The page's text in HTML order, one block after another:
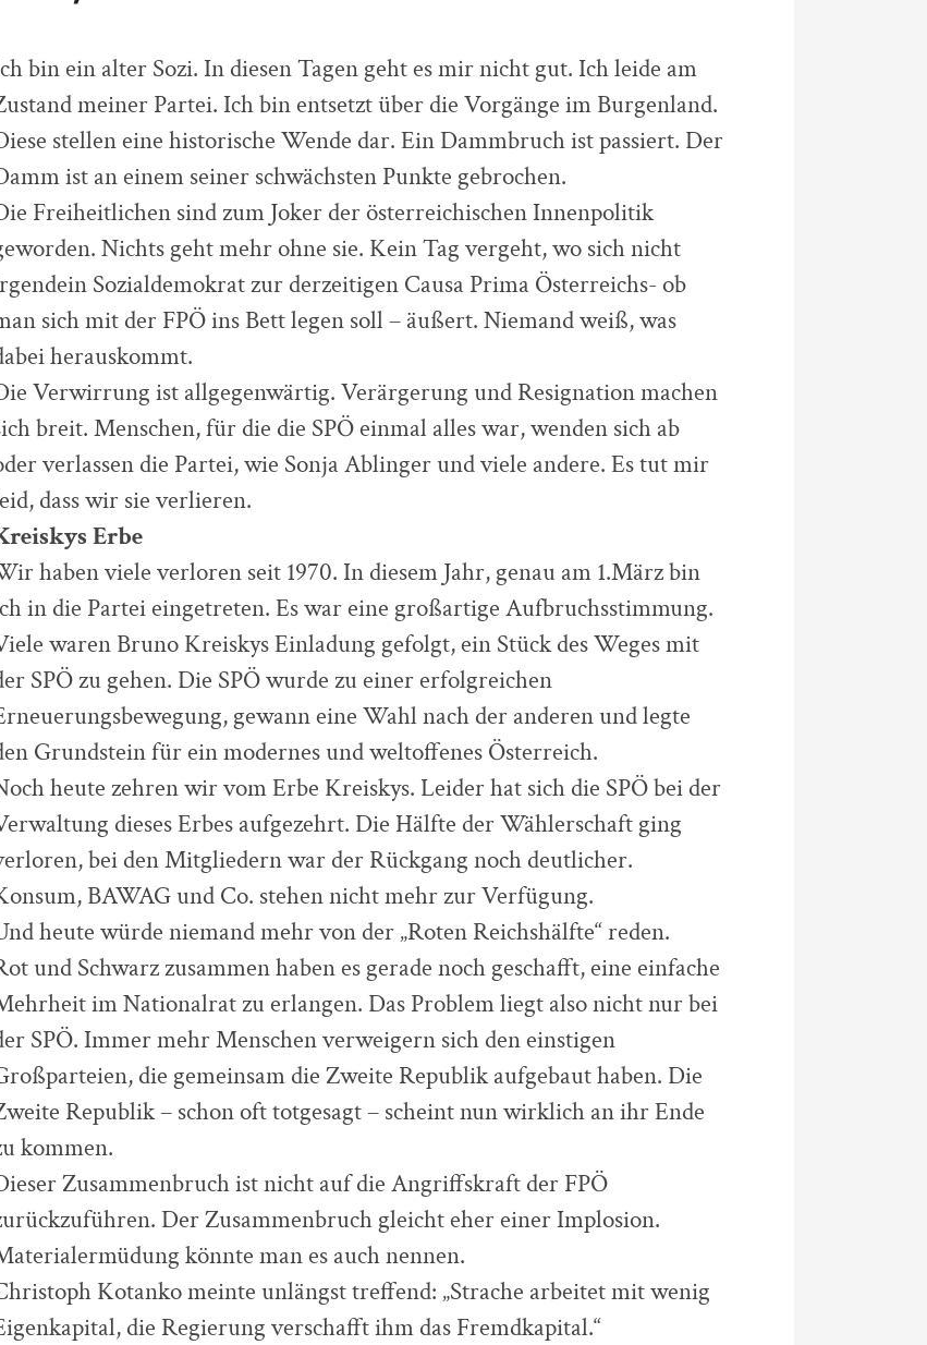
bin ein alter Sozi. In diesen Tagen geht es mir nicht gut. Ich leide am
meiner Partei. Ich bin entsetzt über die Vorgänge im Burgenland.
stellen eine historische Wende dar. Ein Dammbruch ist passiert. Der
ist an einem seiner schwächsten Punkte gebrochen.
Freiheitlichen sind zum Joker der österreichischen Innenpolitik
Nichts geht mehr ohne sie. Kein Tag vergeht, wo sich nicht
Sozialdemokrat zur derzeitigen Causa Prima Österreichs- ob
sich mit der FPÖ ins Bett legen soll – äußert. Niemand weiß, was
herauskommt.
Verwirrung ist allgegenwärtig. Verärgerung und Resignation machen
breit. Menschen, für die die SPÖ einmal alles war, wenden sich ab
verlassen die Partei, wie Sonja Ablinger und viele andere. Es tut mir
dass wir sie verlieren.
Erbe
haben viele verloren seit 1970. In diesem Jahr, genau am 1.März bin
in die Partei eingetreten. Es war eine großartige Aufbruchsstimmung.
waren Bruno Kreiskys Einladung gefolgt, ein Stück des Weges mit
SPÖ zu gehen. Die SPÖ wurde zu einer erfolgreichen
gewann eine Wahl nach der anderen und legte
Grundstein für ein modernes und weltoffenes Österreich.
heute zehren wir vom Erbe Kreiskys. Leider hat sich die SPÖ bei der
dieses Erbes aufgezehrt. Die Hälfte der Wählerschaft ging
bei den Mitgliedern war der Rückgang noch deutlicher.
BAWAG und Co. stehen nicht mehr zur Verfügung.
heute würde niemand mehr von der „Roten Reichshälfte“ reden.
und Schwarz zusammen haben es gerade noch geschafft, eine einfache
im Nationalrat zu erlangen. Das Problem liegt also nicht nur bei
SPÖ. Immer mehr Menschen verweigern sich den einstigen
die gemeinsam die Zweite Republik aufgebaut haben. Die
Republik – schon oft totgesagt – scheint nun wirklich an ihr Ende
kommen.
Zusammenbruch ist nicht auf die Angriffskraft der FPÖ
Der Zusammenbruch gleicht eher einer Implosion.
könnte man es auch nennen.
Kotanko meinte unlängst treffend: „Strache arbeitet mit wenig
die Regierung verschafft ihm das Fremdkapital.“